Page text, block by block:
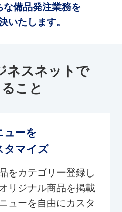
な備品発注業務を
いたします。
ネスネットで
こと
ューを
タマイズ
をカテゴリー登録し
リジナル商品を掲載
ューを自由にカスタ